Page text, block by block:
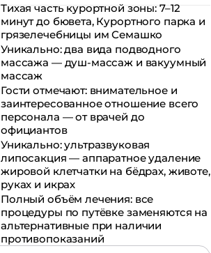
Тихая часть курортной зоны: 7–12
минут до бювета, Курортного парка и
грязелечебницы им Семашко
Уникально: два вида подводного
массажа — душ-массаж и вакуумный
массаж
Гости отмечают: внимательное и
заинтересованное отношение всего
персонала — от врачей до
официантов
Уникально: ультразвуковая
липосакция — аппаратное удаление
жировой клетчатки на бёдрах, животе,
руках и икрах
Полный объём лечения: все
процедуры по путёвке заменяются на
альтернативные при наличии
противопоказаний